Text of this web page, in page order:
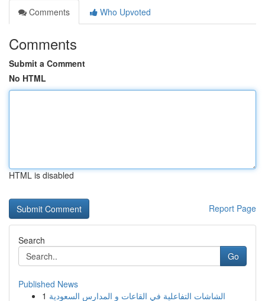
Comments
Who Upvoted
Comments
Submit a Comment
No HTML
HTML is disabled
Report Page
Search
Go
Published News
1 الشاشات التفاعلية في القاعات و المدارس السعودية